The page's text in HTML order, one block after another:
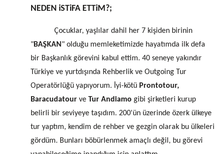
NEDEN iSTiFA ETTiM?;
Çocuklar, yaşlılar dahil her 7 kişiden birinin
"BAŞKAN" olduğu memleketimizde hayatımda ilk defa
bir Başkanlık görevini kabul ettim. 40 seneye yakındır
Türkiye ve yurtdışında Rehberlik ve Outgoing Tur
Operatörlüğü yapıyorum. İyi-kötü Prontotour,
Baracudatour ve Tur Andiamo gibi şirketleri kurup
belirli bir seviyeye taşıdım. 200'ün üzerinde özerk ülkeye
tur yaptım, kendim de rehber ve gezgin olarak bu ülkeleri
gördüm. Bunları böbürlenmek amaçlı değil, bu görevi